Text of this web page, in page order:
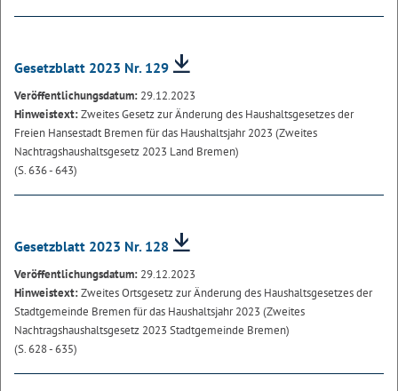
Gesetzblatt 2023 Nr. 129
Veröffentlichungsdatum: 29.12.2023
Hinweistext:Zweites Gesetz zur Änderung des Haushaltsgesetzes der
Freien Hansestadt Bremen für das Haushaltsjahr 2023 (Zweites
Nachtragshaushaltsgesetz 2023 Land Bremen)
(S. 636 - 643)
Gesetzblatt 2023 Nr. 128
Veröffentlichungsdatum: 29.12.2023
Hinweistext:Zweites Ortsgesetz zur Änderung des Haushaltsgesetzes der
Stadtgemeinde Bremen für das Haushaltsjahr 2023 (Zweites
Nachtragshaushaltsgesetz 2023 Stadtgemeinde Bremen)
(S. 628 - 635)